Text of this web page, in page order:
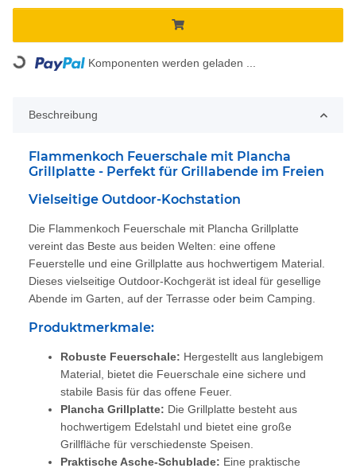
Loading... Komponenten werden geladen ...
Beschreibung
Flammenkoch Feuerschale mit Plancha
Grillplatte - Perfekt für Grillabende im Freien
Vielseitige Outdoor-Kochstation
Die Flammenkoch Feuerschale mit Plancha Grillplatte
vereint das Beste aus beiden Welten: eine offene
Feuerstelle und eine Grillplatte aus hochwertigem Material.
Dieses vielseitige Outdoor-Kochgerät ist ideal für gesellige
Abende im Garten, auf der Terrasse oder beim Camping.
Produktmerkmale:
Robuste Feuerschale: Hergestellt aus langlebigem
Material, bietet die Feuerschale eine sichere und
stabile Basis für das offene Feuer.
Plancha Grillplatte: Die Grillplatte besteht aus
hochwertigem Edelstahl und bietet eine große
Grillfläche für verschiedenste Speisen.
Praktische Asche-Schublade: Eine praktische